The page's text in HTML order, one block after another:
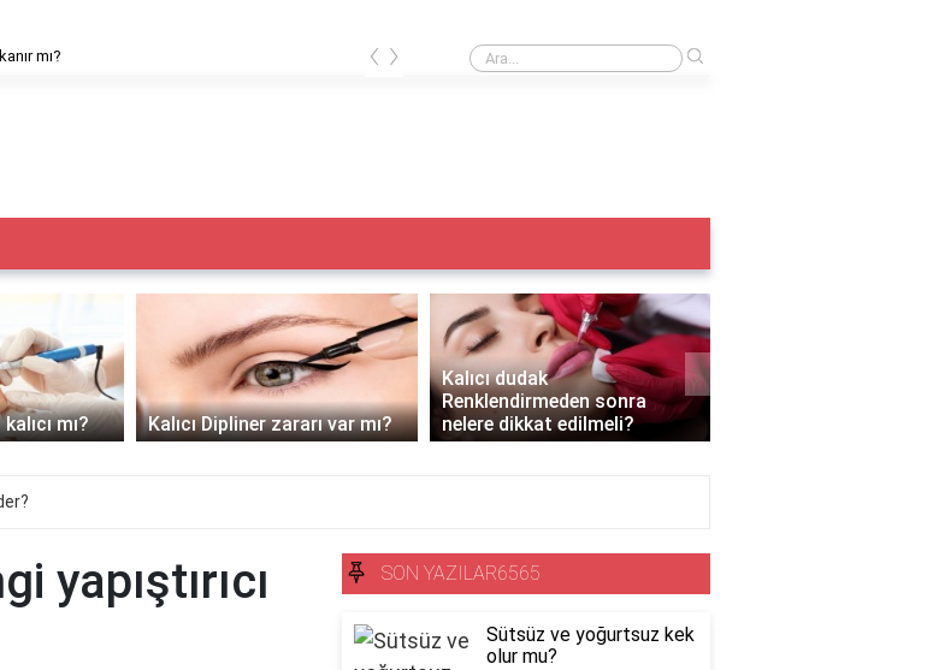
mı? Iple kaş alma acıtır mı?
‹ ›
mı? Kalıcı Dipliner zararı var mı?
Kalıcı dudak
Renklendirmeden sonra
nelere dikkat edilmeli?
›
yapıştırıcı
SON YAZILAR6565
Sütsüz ve yoğurtsuz kek
olur mu?